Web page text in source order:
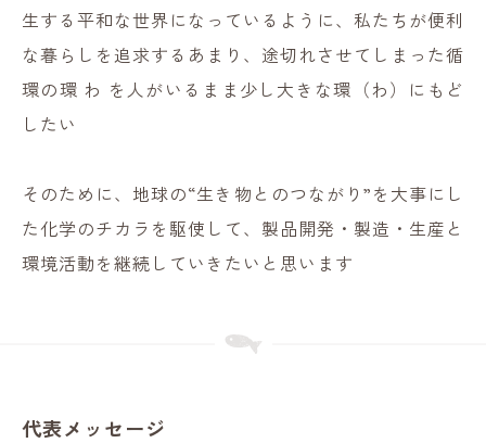
生する平和な世界になっているように、私たちが便利
な暮らしを追求するあまり、途切れさせてしまった循
環の環 わ を人がいるまま少し大きな環（わ）にもど
したい
そのために、地球の“生き物とのつながり”を大事にし
た化学のチカラを駆使して、製品開発・製造・生産と
環境活動を継続していきたいと思います
代表メッセージ